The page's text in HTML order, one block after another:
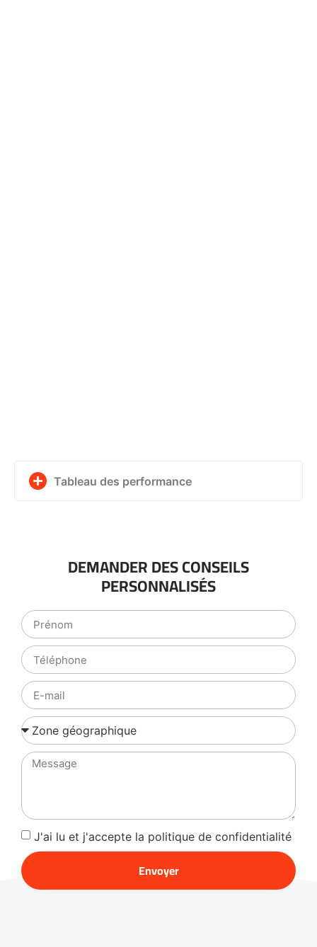
Tableau des performance
DEMANDER DES CONSEILS
PERSONNALISÉS
J'ai lu et j'accepte la politique de confidentialité
Envoyer